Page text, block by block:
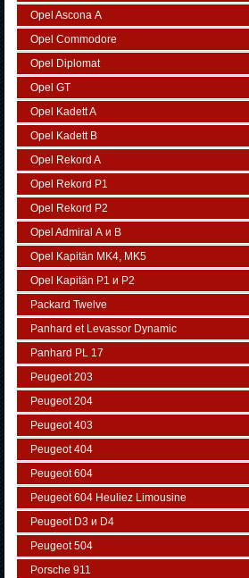
Opel Ascona А
Opel Commodore
Opel Diplomat
Opel GT
Opel Kadett A
Opel Kadett B
Opel Rekord A
Opel Rekord P1
Opel Rekord P2
Opel Admiral А и В
Opel Kapitän MK4, MK5
Opel Kapitän P1 и P2
Packard Twelve
Panhard et Levassor Dynamic
Panhard PL 17
Peugeot 203
Peugeot 204
Peugeot 403
Peugeot 404
Peugeot 604
Peugeot 604 Heuliez Limousine
Peugeot D3 и D4
Peugeot 504
Porsche 911